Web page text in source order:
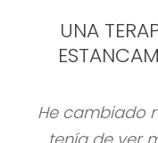
UNA
He cambiado